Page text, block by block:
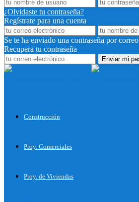
¿Olvidaste tu contraseña?
Regístrate para una cuenta
Se te ha enviado una contraseña por
Recupera tu contraseña
Construcción
Proy. Comerciales
Proy. de Viviendas